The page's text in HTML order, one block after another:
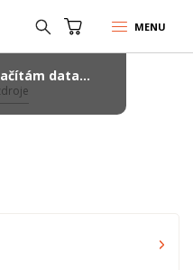
MENU
data...